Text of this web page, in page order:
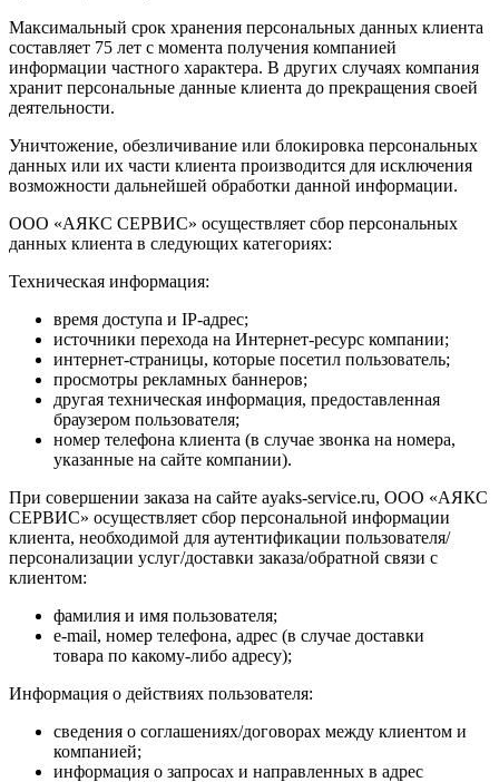
Максимальный срок хранения персональных данных клиента
составляет 75 лет с момента получения компанией
информации частного характера. В других случаях компания
хранит персональные данные клиента до прекращения своей
деятельности.
Уничтожение, обезличивание или блокировка персональных
данных или их части клиента производится для исключения
возможности дальнейшей обработки данной информации.
ООО «АЯКС СЕРВИС» осуществляет сбор персональных
данных клиента в следующих категориях:
Техническая информация:
время доступа и IP-адрес;
источники перехода на Интернет-ресурс компании;
интернет-страницы, которые посетил пользователь;
просмотры рекламных баннеров;
другая техническая информация, предоставленная
браузером пользователя;
номер телефона клиента (в случае звонка на номера,
указанные на сайте компании).
При совершении заказа на сайте ayaks-service.ru, ООО «АЯКС
СЕРВИС» осуществляет сбор персональной информации
клиента, необходимой для аутентификации пользователя/
персонализации услуг/доставки заказа/обратной связи с
клиентом:
фамилия и имя пользователя;
e-mail, номер телефона, адрес (в случае доставки
товара по какому-либо адресу);
Информация о действиях пользователя:
сведения о соглашениях/договорах между клиентом и
компанией;
информация о запросах и направленных в адрес